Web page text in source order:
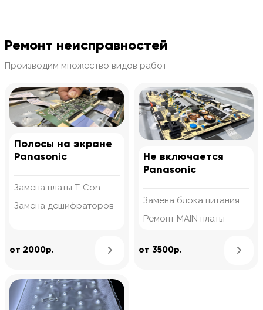
Ремонт неисправностей
Производим множество видов работ
Полосы на экране
Panasonic
Замена платы T-Con
Замена дешифраторов
от 2000р. Узнать подробнее
Не включается
Panasonic
Замена блока питания
Ремонт MAIN платы
от 3500р.